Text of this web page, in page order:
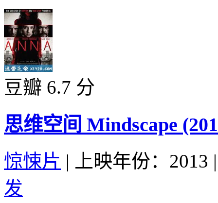
豆瓣 6.7 分
思维空间 Mindscape
惊悚片 | 上映年份：2013 |
发